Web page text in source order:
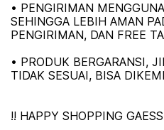
• PENGIRIMAN
SEHINGGA LEBIH AMAN
PENGIRIMAN, DAN FREE
• PRODUK BERGARANSI,
TIDAK SESUAI, BISA
!! HAPPY SHOPPING